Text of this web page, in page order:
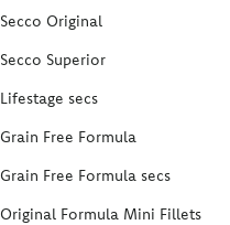
Secco Original
Secco Superior
Lifestage secs
Grain Free Formula
Grain Free Formula secs
Original Formula Mini Fillets